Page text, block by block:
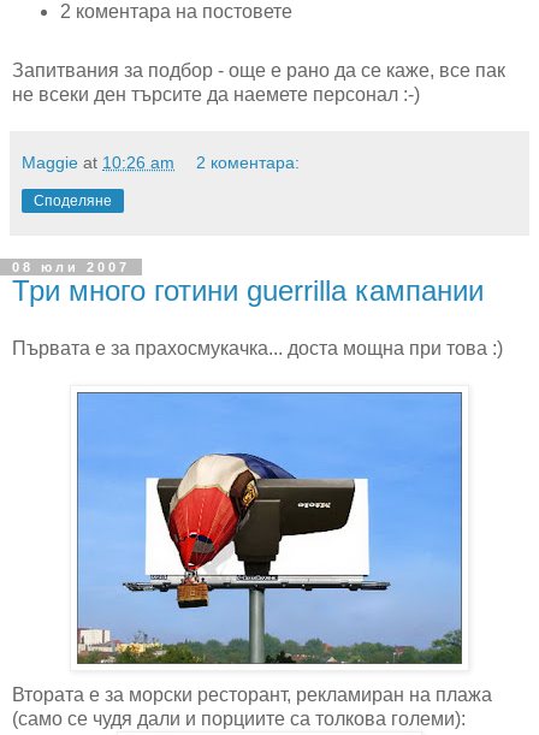
2 коментара на постовете
Запитвания за подбор - още е рано да се каже, все пак
не всеки ден търсите да наемете персонал :-)
Maggie at 10:26 am 2 коментара:
Споделяне
08 юли 2007
Три много готини guerrilla кампании
Първата е за прахосмукачка... доста мощна при това :)
Втората е за морски ресторант, рекламиран на плажа
(само се чудя дали и порциите са толкова големи):